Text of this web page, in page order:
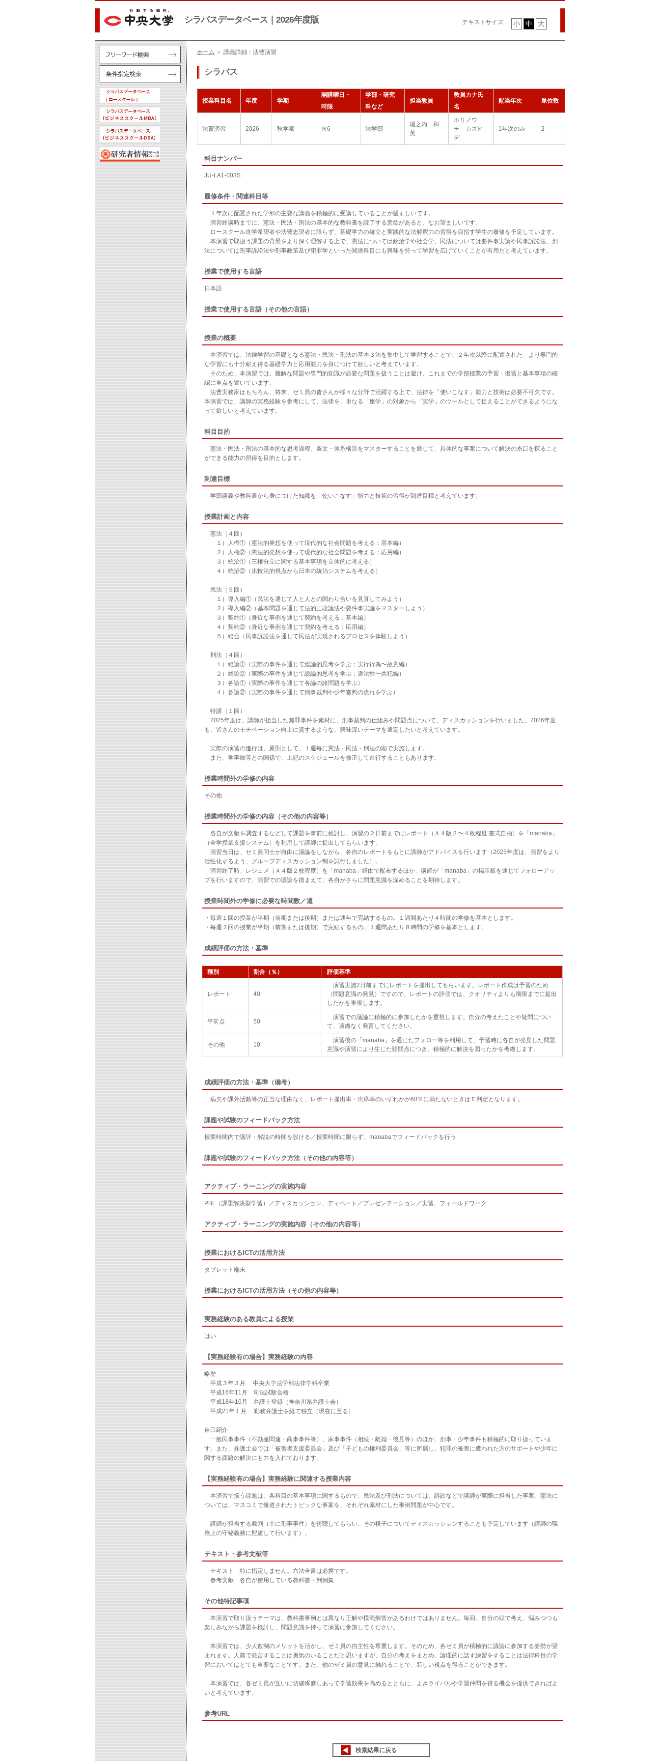
シラバスデータベース｜2026年度版 テキストサイズ 小 中 大
ホーム ＞ 講義詳細：法曹演習
シラバス
授業科目名 年度 学期
開講曜日・
時限
学部・研究
科など
担当教員
教員カナ氏
名
配当年次 単位数
法曹演習 2026 秋学期 火6 法学部
堀之内 和
英
ホリノウ
チ カズヒ
デ
1年次のみ 2
科目ナンバー
JU-LA1-003S
履修条件・関連科目等
１年次に配置された学部の主要な講義を積極的に受講していることが望ましいです。
演習終講時までに、憲法・民法・刑法の基本的な教科書を読了する意欲があると、なお望ましいです。
ロースクール進学希望者や法曹志望者に限らず、基礎学力の確立と実践的な法解釈力の習得を目指す学生の履修を予定しています。
本演習で取扱う課題の背景をより深く理解する上で、憲法については政治学や社会学、民法については要件事実論や民事訴訟法、刑
法については刑事訴訟法や刑事政策及び犯罪学といった関連科目にも興味を持って学習を広げていくことが有用だと考えています。
授業で使用する言語
日本語
授業で使用する言語（その他の言語）
授業の概要
本演習では、法律学習の基礎となる憲法・民法・刑法の基本３法を集中して学習することで、２年次以降に配置された、より専門的
な学習にも十分耐え得る基礎学力と応用能力を身につけて欲しいと考えています。
そのため、本演習では、難解な問題や専門的知識が必要な問題を扱うことは避け、これまでの学部授業の予習・復習と基本事項の確
認に重点を置いています。
法曹実務家はもちろん、将来、ゼミ員の皆さんが様々な分野で活躍する上で、法律を「使いこなす」能力と技術は必要不可欠です。
本演習では、講師の実務経験を参考にして、法律を、単なる「座学」の対象から「実学」のツールとして捉えることができるようにな
って欲しいと考えています。
科目目的
憲法・民法・刑法の基本的な思考過程、条文・体系構造をマスターすることを通じて、具体的な事案について解決の糸口を探ること
ができる能力の習得を目的とします。
到達目標
学部講義や教科書から身につけた知識を「使いこなす」能力と技術の習得が到達目標と考えています。
授業計画と内容
憲法（４回）
１）人権①（憲法的発想を使って現代的な社会問題を考える；基本編）
２）人権②（憲法的発想を使って現代的な社会問題を考える；応用編）
３）統治①（三権分立に関する基本事項を立体的に考える）
４）統治②（比較法的視点から日本の統治システムを考える）
民法（５回）
１）導入編①（民法を通じて人と人との関わり合いを見直してみよう）
２）導入編②（基本問題を通じて法的三段論法や要件事実論をマスターしよう）
３）契約①（身近な事例を通じて契約を考える；基本編）
４）契約②（身近な事例を通じて契約を考える；応用編）
５）総合（民事訴訟法を通じて民法が実現されるプロセスを体験しよう）
刑法（４回）
１）総論①（実際の事件を通じて総論的思考を学ぶ；実行行為〜故意編）
２）総論②（実際の事件を通じて総論的思考を学ぶ；違法性〜共犯編）
３）各論①（実際の事件を通じて各論の諸問題を学ぶ）
４）各論②（実際の事件を通じて刑事裁判や少年審判の流れを学ぶ）
特講（１回）
2025年度は、講師が担当した無罪事件を素材に、刑事裁判の仕組みや問題点について、ディスカッションを行いました。2026年度
も、皆さんのモチベーション向上に資するような、興味深いテーマを選定したいと考えています。
実際の演習の進行は、原則として、１週毎に憲法・民法・刑法の順で実施します。
また、学事暦等との関係で、上記のスケジュールを修正して進行することもあります。
授業時間外の学修の内容
その他
授業時間外の学修の内容（その他の内容等）
各自が文献を調査するなどして課題を事前に検討し、演習の２日前までにレポート（Ａ４版２〜４枚程度 書式自由）を「manaba」
（全学授業支援システム）を利用して講師に提出してもらいます。
演習当日は、ゼミ員同士が自由に議論をしながら、各自のレポートをもとに講師がアドバイスを行います（2025年度は、演習をより
活性化するよう、グループディスカッション制を試行しました）。
演習終了時、レジュメ（Ａ４版２枚程度）を「manaba」経由で配布するほか、講師が「manaba」の掲示板を通じてフォローアッ
プを行いますので、演習での議論を踏まえて、各自がさらに問題意識を深めることを期待します。
授業時間外の学修に必要な時間数／週
・毎週１回の授業が半期（前期または後期）または通年で完結するもの。１週間あたり４時間の学修を基本とします。
・毎週２回の授業が半期（前期または後期）で完結するもの。１週間あたり８時間の学修を基本とします。
成績評価の方法・基準
種別 割合（％） 評価基準
レポート 40
演習実施2日前までにレポートを提出してもらいます。レポート作成は予習のため
（問題意識の発見）ですので、レポートの評価では、クオリティよりも期限までに提出
したかを重視します。
平常点 50
演習での議論に積極的に参加したかを重視します。自分の考えたことや疑問につい
て、遠慮なく発言してください。
その他 10
演習後の「manaba」を通じたフォロー等を利用して、予習時に各自が発見した問題
意識や演習により生じた疑問点につき、積極的に解決を図ったかを考慮します。
成績評価の方法・基準（備考）
病欠や課外活動等の正当な理由なく、レポート提出率・出席率のいずれかが60％に満たないときはＥ判定となります。
課題や試験のフィードバック方法
授業時間内で講評・解説の時間を設ける／授業時間に限らず、manabaでフィードバックを行う
課題や試験のフィードバック方法（その他の内容等）
アクティブ・ラーニングの実施内容
PBL（課題解決型学習）／ディスカッション、ディベート／プレゼンテーション／実習、フィールドワーク
アクティブ・ラーニングの実施内容（その他の内容等）
授業におけるICTの活用方法
タブレット端末
授業におけるICTの活用方法（その他の内容等）
実務経験のある教員による授業
はい
【実務経験有の場合】実務経験の内容
略歴
平成３年３月 中央大学法学部法律学科卒業
平成16年11月 司法試験合格
平成18年10月 弁護士登録（神奈川県弁護士会）
平成21年１月 勤務弁護士を経て独立（現在に至る）
自己紹介
一般民事事件（不動産関連・商事事件等）、家事事件（相続・離婚・後見等）のほか、刑事・少年事件も積極的に取り扱っていま
す。また、弁護士会では「被害者支援委員会」及び「子どもの権利委員会」等に所属し、犯罪の被害に遭われた方のサポートや少年に
関する課題の解決にも力を入れております。
【実務経験有の場合】実務経験に関連する授業内容
本演習で扱う課題は、各科目の基本事項に関するもので、民法及び刑法については、訴訟などで講師が実際に担当した事案、憲法に
ついては、マスコミで報道されたトピックな事案を、それぞれ素材にした事例問題が中心です。
講師が担当する裁判（主に刑事事件）を傍聴してもらい、その様子についてディスカッションすることも予定しています（講師の職
務上の守秘義務に配慮して行います）。
テキスト・参考文献等
テキスト 特に指定しません。六法全書は必携です。
参考文献 各自が使用している教科書・判例集
その他特記事項
本演習で取り扱うテーマは、教科書事例とは異なり正解や模範解答があるわけではありません。毎回、自分の頭で考え、悩みつつも
楽しみながら課題を検討し、問題意識を持って演習に参加してください。
本演習では、少人数制のメリットを活かし、ゼミ員の自主性を尊重します。そのため、各ゼミ員が積極的に議論に参加する姿勢が望
まれます。人前で発言することは勇気のいることだと思いますが、自分の考えをまとめ、論理的に話す練習をすることは法律科目の学
習においてはとても重要なことです。また、他のゼミ員の意見に触れることで、新しい視点を得ることができます。
本演習では、各ゼミ員が互いに切磋琢磨しあって学習効果を高めるとともに、よきライバルや学習仲間を得る機会を提供できればよ
いと考えています。
参考URL
検索結果に戻る